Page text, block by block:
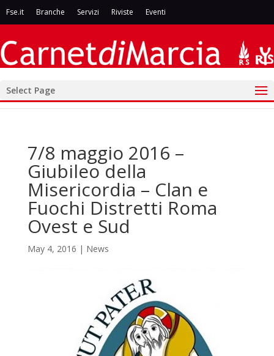
Fse.it Branche Servizi Riviste Eventi
Select Page
7/8 maggio 2016 –
Giubileo della
Misericordia – Clan e
Fuochi Distretti Roma
Ovest e Sud
May 4, 2016 | News